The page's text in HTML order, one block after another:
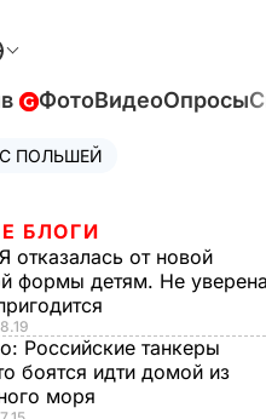
ФотоВидеоОпросы
ПОЛЬШЕЙ
БЛОГИ
Я отказалась от новой
формы детям. Не
Российские танкеры
боятся идти домой из
моря